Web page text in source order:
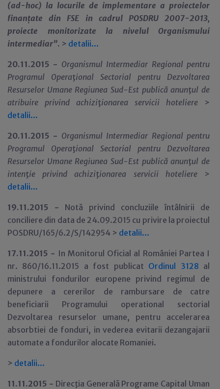
(ad-hoc) la locurile de implementare a proiectelor
finanțate din FSE in cadrul POSDRU 2007-2013,
proiecte monitorizate la nivelul Organismului
intermediar”. > detalii...
20.11.2015 - Organismul Intermediar Regional pentru
Programul Operaţional Sectorial pentru Dezvoltarea
Resurselor Umane Regiunea Sud-Est publică anunţul de
atribuire privind achiziţionarea servicii hoteliere >
detalii...
20.11.2015 - Organismul Intermediar Regional pentru
Programul Operaţional Sectorial pentru Dezvoltarea
Resurselor Umane Regiunea Sud-Est publică anunţul de
intenţie privind achiziţionarea servicii hoteliere >
detalii...
19.11.2015 - Notă privind concluziile întâlnirii de
conciliere din data de 24.09.2015 cu privire la proiectul
POSDRU/165/6.2/S/142954 > detalii...
17.11.2015 - In Monitorul Oficial al României Partea I
nr. 860/16.11.2015 a fost publicat Ordinul 3128 al
ministrului fondurilor europene privind regimul de
depunere a cererilor de rambursare de catre
beneficiarii Programului operational sectorial
Dezvoltarea resurselor umane, pentru accelerarea
absorbtiei de fonduri, in vederea evitarii dezangajarii
automate a fondurilor alocate Romaniei.
> detalii...
11.11.2015 - Direcţia Generală Programe Capital Uman